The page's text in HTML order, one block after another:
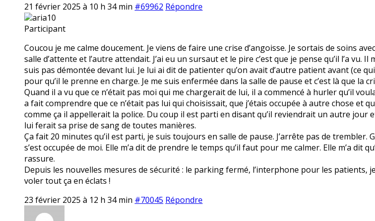
21 février 2025 à 10 h 34 min #69962 Répondre
aria10
Participant
Coucou je me calme doucement. Je viens de faire une crise d’angoisse. Je sortais de soins
salle d’attente et l’autre attendait. J’ai eu un sursaut et le pire c’est que je pense qu’il l’a vu.
suis pas démontée devant lui. Je lui ai dit de patienter qu’on avait d’autre patient avant (ce
pour qu’il le prenne en charge. Je me suis enfermée dans la salle de pause et c’est là que la
Quand il a vu que ce n’était pas moi qui me chargerait de lui, il a commencé à hurler qu’il
a fait comprendre que ce n’était pas lui qui choisissait, que j’étais occupée à autre chose et
comme ça il appellerait la police. Du coup il est parti en disant qu’il reviendrait un autre jour
lui ferait sa prise de sang de toutes manières.
Ça fait 20 minutes qu’il est parti, je suis toujours en salle de pause. J’arrête pas de trembler.
s’est occupée de moi. Elle m’a dit de prendre le temps qu’il faut pour me calmer. Elle m’a dit
rassure.
Depuis les nouvelles mesures de sécurité : le parking fermé, l’interphone pour les patients,
voler tout ça en éclats !
23 février 2025 à 12 h 34 min #70045 Répondre